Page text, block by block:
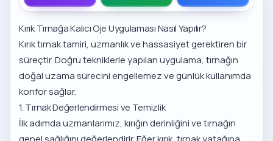
Kırık Tırnağa Kalıcı Oje Uygulaması Nasıl Yapılır?
Kırık tırnak tamiri, uzmanlık ve hassasiyet gerektiren bir
süreçtir. Doğru tekniklerle yapılan uygulama, tırnağın
doğal uzama sürecini engellemez ve günlük kullanımda
konfor sağlar.
1. Tırnak Değerlendirmesi ve Temizlik
İlk adımda uzmanlarımız, kırığın derinliğini ve tırnağın